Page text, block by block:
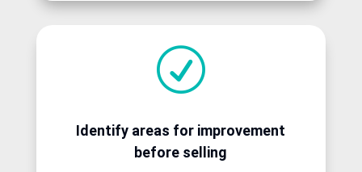
R
Identify areas for improvement
before selling